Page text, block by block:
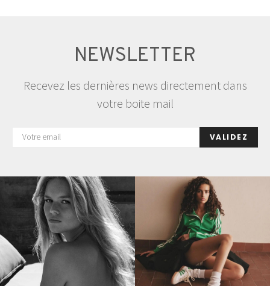
NEWSLETTER
Recevez les dernières news directement dans
votre boite mail
VALIDEZ